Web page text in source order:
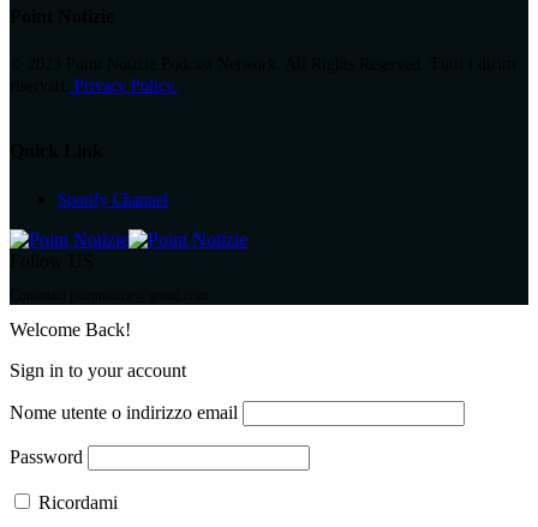
Privacy Policy.
Spotify Channel
Welcome Back!
Sign in to your account
Nome utente o indirizzo email
Password
Ricordami